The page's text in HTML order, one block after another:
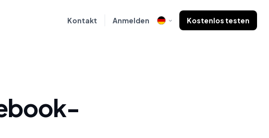
Kontakt Anmelden Kostenlos testen